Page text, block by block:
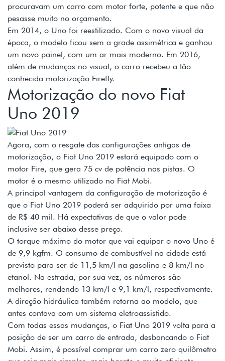
procuravam um carro com motor forte, potente e que não
pesasse muito no orçamento.
Em 2014, o Uno foi reestilizado. Com o novo visual da
época, o modelo ficou sem a grade assimétrica e ganhou
um novo painel, com um ar mais moderno. Em 2016,
além de mudanças no visual, o carro recebeu a tão
conhecida motorização Firefly.
Motorização do novo Fiat
Uno 2019
Agora, com o resgate das configurações antigas de
motorização, o Fiat Uno 2019 estará equipado com o
motor Fire, que gera 75 cv de potência nas pistas. O
motor é o mesmo utilizado no Fiat Mobi.
A principal vantagem da configuração de motorização é
que o Fiat Uno 2019 poderá ser adquirido por uma faixa
de R$ 40 mil. Há expectativas de que o valor pode
inclusive ser abaixo desse preço.
O torque máximo do motor que vai equipar o novo Uno é
de 9,9 kgfm. O consumo de combustível na cidade está
previsto para ser de 11,5 km/l na gasolina e 8 km/l no
etanol. Na estrada, por sua vez, os números são
melhores, rendendo 13 km/l e 9,1 km/l, respectivamente.
A direção hidráulica também retorna ao modelo, que
antes contava com um sistema eletroassistido.
Com todas essas mudanças, o Fiat Uno 2019 volta para a
posição de ser um carro de entrada, desbancando o Fiat
Mobi. Assim, é possível comprar um carro zero quilômetro